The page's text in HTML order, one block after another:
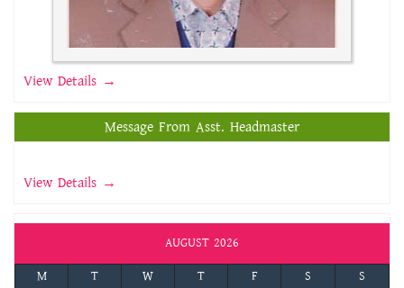
View Details →
Message From Asst. Headmaster
View Details →
AUGUST 2026
M
T W T F S
S